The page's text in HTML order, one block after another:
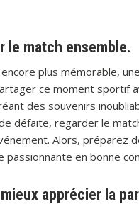
le match ensemble.
plus mémorable,
ce moment sportif
des souvenirs
défaite, regarder le
Alors, préparez
en bonne
apprécier la